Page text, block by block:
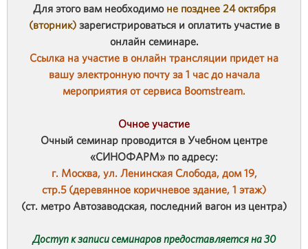
Для этого вам необходимоне позднее 24 октября
(вторник)зарегистрироваться и оплатить участие в
онлайн семинаре.
Ссылка на участие в онлайн трансляции придет на
вашу электронную почту за 1 час до начала
мероприятия от сервиса Boomstream.
Очное участие
Очный семинар проводится в Учебном центре
«СИНОФАРМ» по адресу:
г. Москва, ул. Ленинская Слобода, дом 19,
стр.5 (деревянное коричневое здание, 1 этаж)
(ст. метро Автозаводская, последний вагон из центра)
Доступ к записи семинаров предоставляется на 30